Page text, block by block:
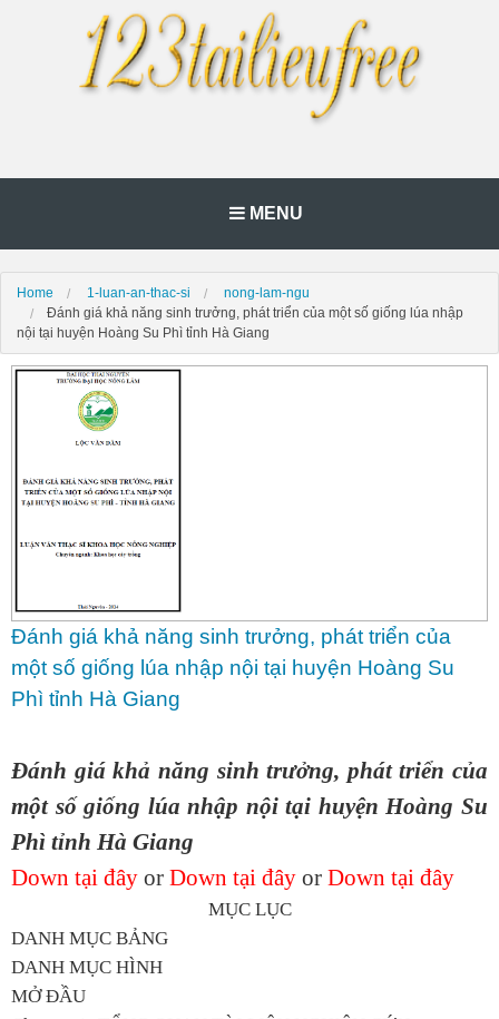
MENU
Home 1-luan-an-thac-si
nong-lam-ngu
Đánh giá khả năng sinh trưởng, phát triển của một số giống lúa nhập
nội tại huyện Hoàng Su Phì tỉnh Hà Giang
Đánh giá khả năng sinh trưởng, phát triển của
một số giống lúa nhập nội tại huyện Hoàng Su
Phì tỉnh Hà Giang
Đánh giá khả năng sinh trưởng, phát triển của
một số giống lúa nhập nội tại huyện Hoàng Su
Phì tỉnh Hà Giang
Down tại đây or Down tại đây or Down tại đây
MỤC LỤC
DANH MỤC BẢNG
DANH MỤC HÌNH
MỞ ĐẦU